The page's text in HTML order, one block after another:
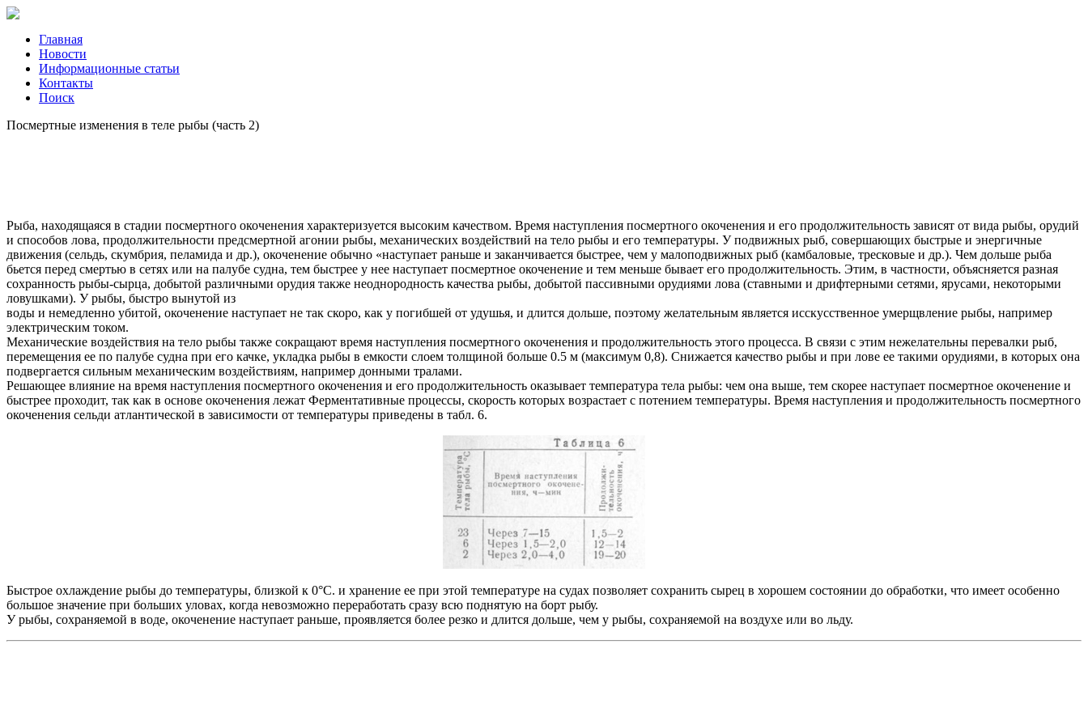
Главная
Новости
Информационные статьи
Контакты
Поиск
Посмертные изменения в теле рыбы (часть 2)
Рыба, находящаяся в стадии посмертного окоченения характеризуется высоким качеством. Время наступления посмертного окоченения и его продолжительность зависят от вида рыбы, орудий
и способов лова, продолжительности предсмертной агонии рыбы, механических воздействий на тело рыбы и его температуры. У подвижных рыб, совершающих быстрые и энергичные
движения (сельдь, скумбрия, пеламида и др.), окоченение обычно «наступает раньше и заканчивается быстрее, чем у малоподвижных рыб (камбаловые, тресковые и др.). Чем дольше рыба
бьется перед смертью в сетях или на палубе судна, тем быстрее у нее наступает посмертное окоченение и тем меньше бывает его продолжительность. Этим, в частности, объясняется разная
сохранность рыбы-сырца, добытой различными орудия также неоднородность качества рыбы, добытой пассивными орудиями лова (ставными и дрифтерными сетями, ярусами, некоторыми
ловушками). У рыбы, быстро вынутой из
воды и немедленно убитой, окоченение наступает не так скоро, как у погибшей от удушья, и длится дольше, поэтому желательным является исскусственное умерщвление рыбы, например
электрическим током.
Механические воздействия на тело рыбы также сокращают время наступления посмертного окоченения и продолжительность этого процесса. В связи с этим нежелательны перевалки рыб,
перемещения ее по палубе судна при его качке, укладка рыбы в емкости слоем толщиной больше 0.5 м (максимум 0,8). Снижается качество рыбы и при лове ее такими орудиями, в которых она
подвергается сильным механическим воздействиям, например донными тралами.
Решающее влияние на время наступления посмертного окоченения и его продолжительность оказывает температура тела рыбы: чем она выше, тем скорее наступает посмертное окоченение и
быстрее проходит, так как в основе окоченения лежат Ферментативные процессы, скорость которых возрастает с потением температуры. Время наступления и продолжительность посмертного
окоченения сельди атлантической в зависимости от температуры приведены в табл. 6.
Быстрое охлаждение рыбы до температуры, близкой к 0°С. и хранение ее при этой температуре на судах позволяет сохранить сырец в хорошем состоянии до обработки, что имеет особенно
большое значение при больших уловах, когда невозможно переработать сразу всю поднятую на борт рыбу.
У рыбы, сохраняемой в воде, окоченение наступает раньше, проявляется более резко и длится дольше, чем у рыбы, сохраняемой на воздухе или во льду.